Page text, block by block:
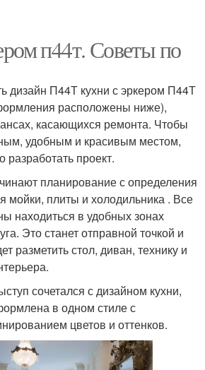
п44т. Советы по
дизайн П44Т кухни с эркером П44Т
расположены ниже),
касающихся ремонта. Чтобы
удобным и красивым местом,
проект.
планирование с определения
мойки, плиты и холодильника . Все
находиться в удобных зонах
Это станет отправной точкой и
разметить стол, диван, технику и
сочетался с дизайном кухни,
в одном стиле с
цветов и оттенков.